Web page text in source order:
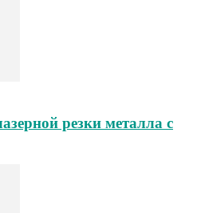
резки металла с